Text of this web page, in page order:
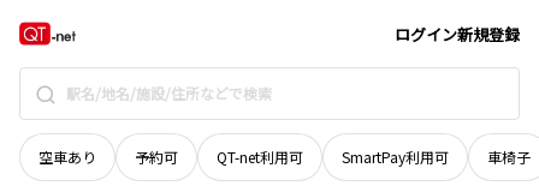
ログイン新規登録
空車あり 予約可 QT-net利用可 SmartPay利用可 車椅子
北海道